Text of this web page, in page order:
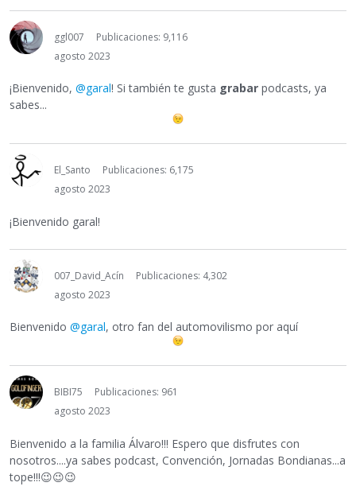
ggl007
Publicaciones: 9,116
agosto 2023
¡Bienvenido, @garal! Si también te gusta grabar podcasts, ya
sabes...
El_Santo
Publicaciones: 6,175
agosto 2023
¡Bienvenido garal!
007_David_Acín
Publicaciones: 4,302
agosto 2023
Bienvenido @garal, otro fan del automovilismo por aquí
BIBI75
Publicaciones: 961
agosto 2023
Bienvenido a la familia Álvaro!!! Espero que disfrutes con
nosotros....ya sabes podcast, Convención, Jornadas Bondianas...a
tope!!!😉😉😉